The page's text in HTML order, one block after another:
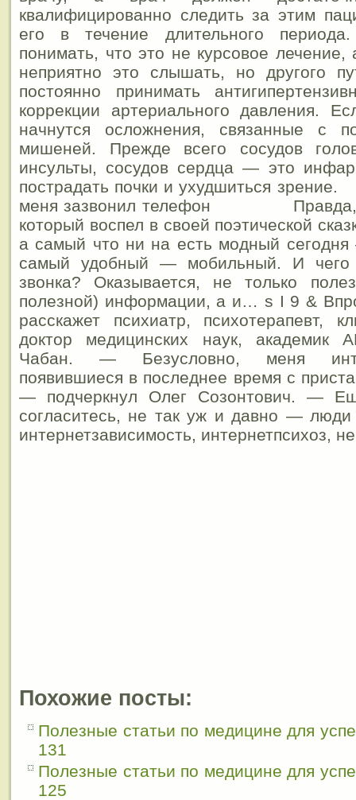
квалифицированно следить за этим
его в течение длительного
понимать, что это не курсовое лечение,
неприятно это слышать, но другого
постоянно принимать
коррекции артериального давления.
начнутся осложнения, связанные с
мишеней. Прежде всего сосудов
инсульты, сосудов сердца — это
пострадать почки и ухудшиться
меня зазвонил телефон Правда,
который воспел в своей поэтической
а самый что ни на есть модный
самый удобный — мобильный. И чего
звонка? Оказывается, не только
полезной) информации, а и… s I 9 &
расскажет психиатр, психотерапевт,
доктор медицинских наук, академик
Чабан. — Безусловно, меня
появившиеся в последнее время с
— подчеркнул Олег Созонтович. —
согласитесь, не так уж и давно — люди
интернетзависимость, интернетпсихоз,
Похожие посты:
Полезные статьи по медицине для
131
Полезные статьи по медицине для
125